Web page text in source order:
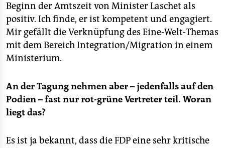
abo
genossenschaft
epaper login
Beginn der Amtszeit von Minister Laschet als
positiv. Ich finde, er ist kompetent und engagiert.
Mir gefällt die Verknüpfung des Eine-Welt-Themas
mit dem Bereich Integration/Migration in einem
Ministerium.
An der Tagung nehmen aber – jedenfalls auf den
Podien – fast nur rot-grüne Vertreter teil. Woran
liegt das?
Es ist ja bekannt, dass die FDP eine sehr kritische